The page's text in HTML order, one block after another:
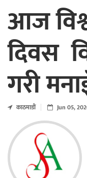
आज
दिवस
गरी
काठमाडाैं Jun 05,